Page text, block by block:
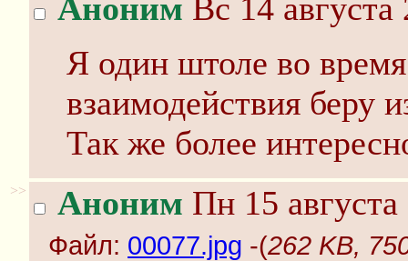
Аноним Вс 14
Я один штоле во
взаимодействия беру
Так же более
>> Аноним Пн 15
Файл: 00077.jpg -(262 KB,